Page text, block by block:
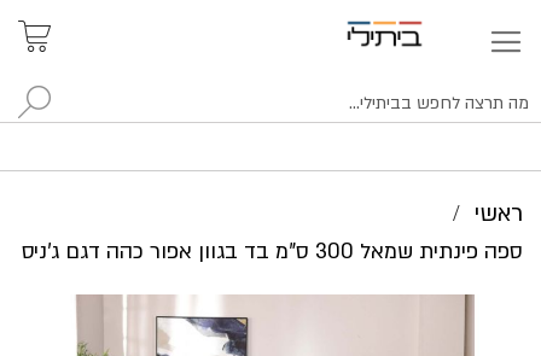
ראשי
ספה פינתית שמאל 300 ס"מ בד בגוון אפור כהה דגם ג'ניס